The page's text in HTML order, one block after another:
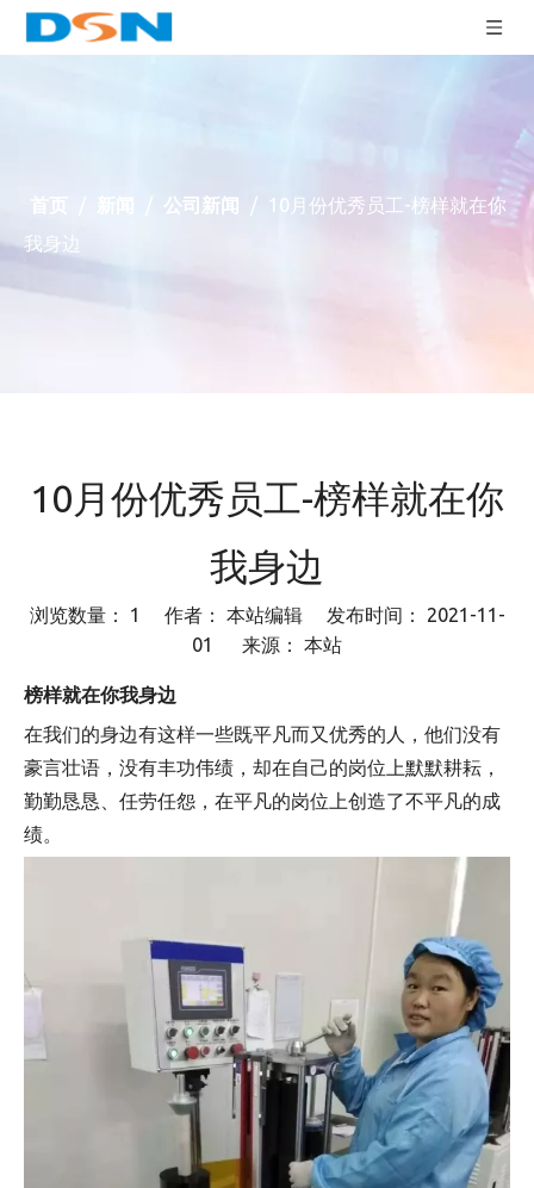
/ 公司新闻 /
10月份优秀员工-榜样就在你
我身边
10月份优秀员工-榜样就在你
我身边
浏览数量： 1
作者： 本站编辑 发布时间： 2021-11-
01 来源： 本站
["wechat","weibo","qzone","douban","email"]
榜样就在你我身边
在我们的身边有这样一些既平凡而又优秀的人，他们没有
豪言壮语，没有丰功伟绩，却在自己的岗位上默默耕耘，
勤勤恳恳、任劳任怨，在平凡的岗位上创造了不平凡的成
绩。